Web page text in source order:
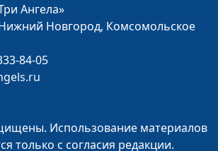
(музыкальное
сопровождение)
Ангела»
Новгород, Комсомольское
84-05
Использование материалов
только с согласия редакции.